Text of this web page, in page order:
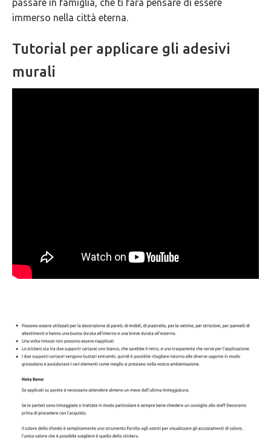
passare in famiglia, che ti farà pensare di essere
immerso nella città eterna.
Tutorial per applicare gli adesivi
murali